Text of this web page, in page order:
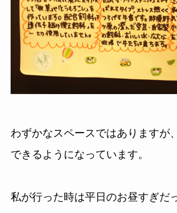
わずかなスペースではありますが
できるようになっています。
私が行った時は平日のお昼すぎだ